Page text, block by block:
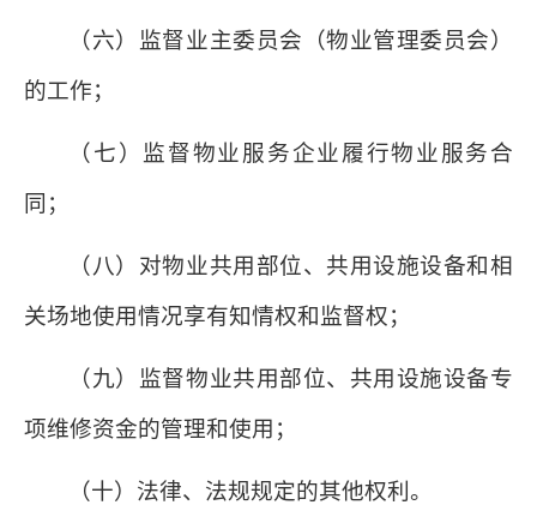
（六）监督业主委员会（物业管理委员会）
的工作；
（七）监督物业服务企业履行物业服务合
同；
（八）对物业共用部位、共用设施设备和相
关场地使用情况享有知情权和监督权；
（九）监督物业共用部位、共用设施设备专
项维修资金的管理和使用；
（十）法律、法规规定的其他权利。